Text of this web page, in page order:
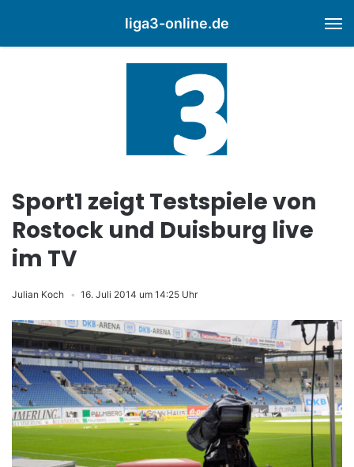
liga3-online.de
Sport1 zeigt Testspiele von
Rostock und Duisburg live
im TV
Julian Koch 16. Juli 2014 um 14:25 Uhr